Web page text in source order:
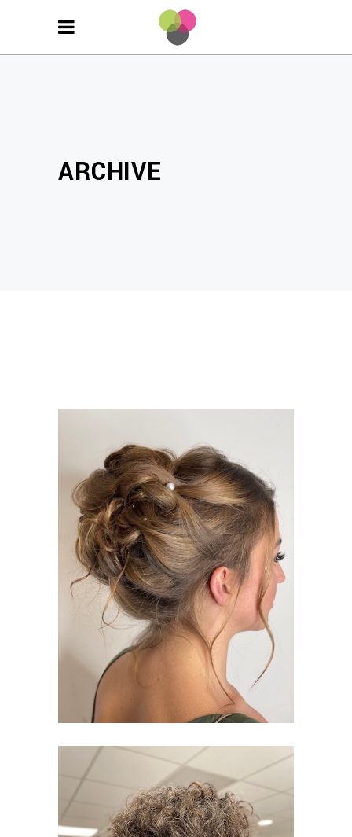
ARCHIVE
MARIAGE &
EVÈNEMENT
MARIAGE